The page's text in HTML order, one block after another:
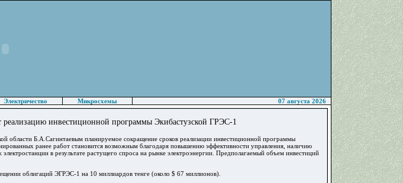
Электричество Микросхемы
07 августа 2026
реализацию инвестиционной программы Экибастузской ГРЭС-1
области Б.А.Сагинтаевым планируемое сокращение сроков реализации инвестиционной программы
ранее работ становится возможным благодаря повышению эффективности управления, наличию
в результате растущего спроса на рынке электроэнергии. Предполагаемый объем инвестиций
облигаций ЭГРЭС-1 на 10 миллиардов тенге (около $ 67 миллионов).